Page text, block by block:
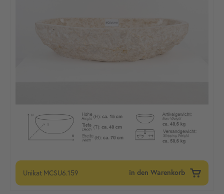
Unikat MCSU6.159 in den Warenkorb